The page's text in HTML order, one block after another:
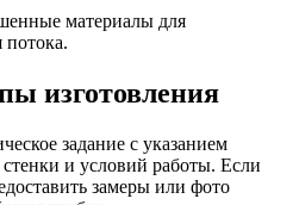
материалы для
потока.
изготовления
задание с указанием
и условий работы. Если
замеры или фото